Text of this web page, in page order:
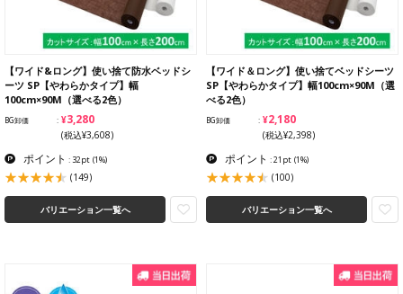
【ワイド&ロング】使い捨て防水ベッドシ
ーツ SP【やわらかタイプ】幅
100cm×90M（選べる2色）
BG卸価 ¥3,280
(税込¥3,608)
ポイント : 32pt (1%)
(149)
バリエーション一覧へ
【ワイド＆ロング】使い捨てベッドシーツ
SP【やわらかタイプ】幅100cm×90M（選
べる2色）
BG卸価 ¥2,180
(税込¥2,398)
ポイント : 21pt (1%)
(100)
バリエーション一覧へ